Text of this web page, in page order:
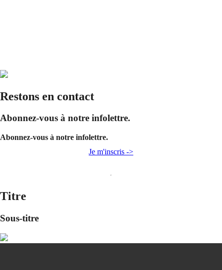
Restons en contact
Abonnez-vous à notre infolettre.
Abonnez-vous à notre infolettre.
Je m'inscris ->
Titre
Sous-titre